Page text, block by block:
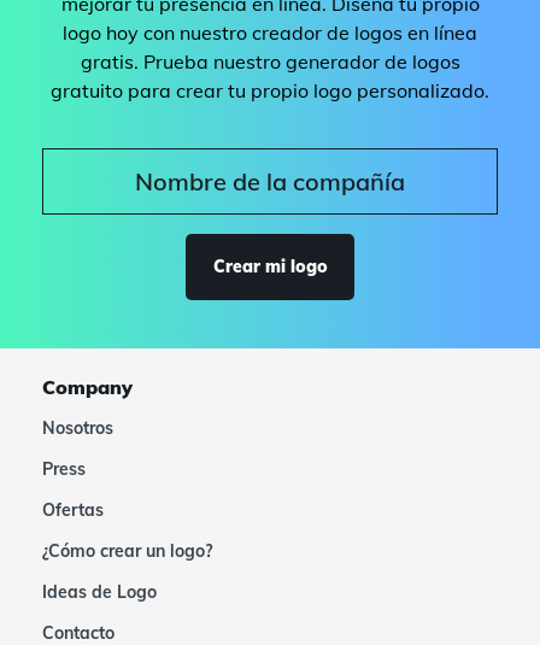
logo hoy con nuestro creador de logos en línea
gratis. Prueba nuestro generador de logos
gratuito para crear tu propio logo personalizado.
Crear mi logo
Company
Nosotros
Press
Ofertas
¿Cómo crear un logo?
Ideas de Logo
Contacto